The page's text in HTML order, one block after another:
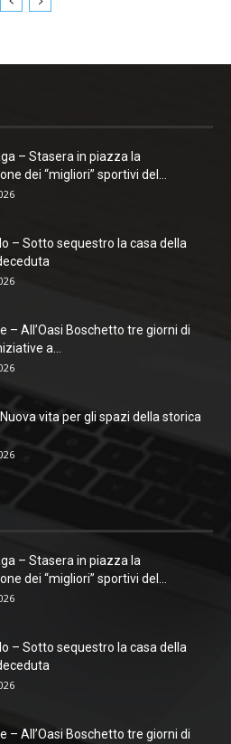
– Stasera in piazza la
dei “migliori” sportivi del...
– Sotto sequestro la casa della
– All’Oasi Boschetto tre giorni di
a...
vita per gli spazi della storica
– Stasera in piazza la
dei “migliori” sportivi del...
– Sotto sequestro la casa della
– All’Oasi Boschetto tre giorni di